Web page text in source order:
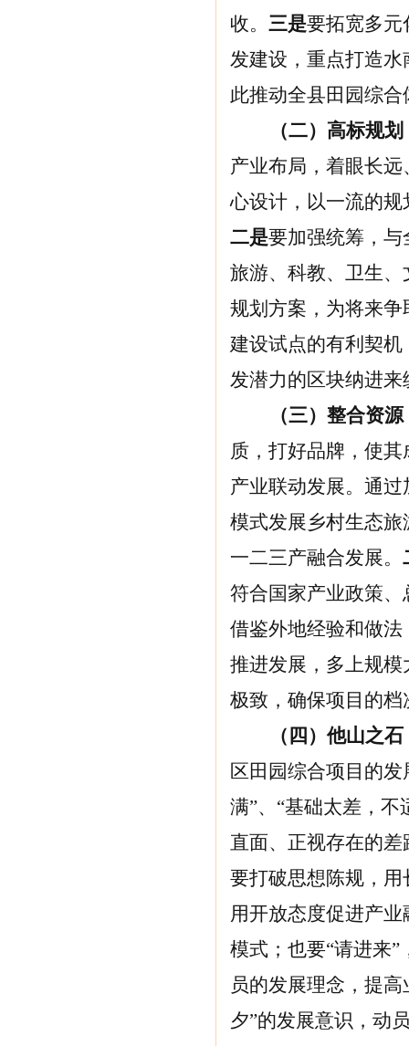
收。三是要拓宽多元
发建设，重点打造
此推动全县田园综
（二）高标规
产业布局，着眼长
心设计，以一流的
二是要加强统筹，
旅游、科教、卫生
规划方案，为将来
建设试点的有利契
发潜力的区块纳进
（三）整合资
质，打好品牌，使
产业联动发展。通过
模式发展乡村生态
一二三产融合发展。
符合国家产业政策
借鉴外地经验和做
推进发展，多上规
极致，确保项目的档
（四）他山之
区田园综合项目的
满”、“基础太差，
直面、正视存在的
要打破思想陈规，
用开放态度促进产
模式；也要“请进来
员的发展理念，提
夕”的发展意识，动